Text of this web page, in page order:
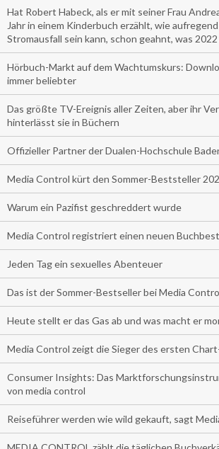
Hat Robert Habeck, als er mit seiner Frau
Jahr in einem Kinderbuch erzählt, wie
Stromausfall sein kann, schon geahnt, was 2022
Hörbuch-Markt auf dem Wachtumskurs:
immer beliebter
Das größte TV-Ereignis aller Zeiten, aber ihr
hinterlässt sie in Büchern
Offizieller Partner der Dualen-Hochschule
Media Control kürt den Sommer-Beststeller
Warum ein Pazifist geschreddert wurde
Media Control registriert einen neuen
Jeden Tag ein sexuelles Abenteuer
Das ist der Sommer-Bestseller bei Media
Heute stellt er das Gas ab und was macht er
Media Control zeigt die Sieger des ersten
Consumer Insights: Das
von media control
Reiseführer werden wie wild gekauft, sagt